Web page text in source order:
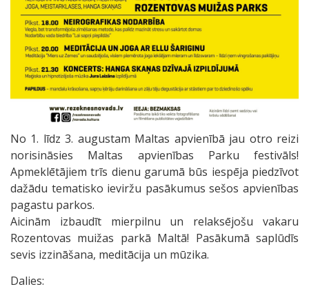
No 1. līdz 3. augustam Maltas apvienībā jau otro reizi
norisināsies Maltas apvienības Parku festivāls!
Apmeklētājiem trīs dienu garumā būs iespēja piedzīvot
dažādu tematisko ieviržu pasākumus sešos apvienības
pagastu parkos.
Aicinām izbaudīt mierpilnu un relaksējošu vakaru
Rozentovas muižas parkā Maltā! Pasākumā saplūdīs
sevis izzināšana, meditācija un mūzika.
Dalies: